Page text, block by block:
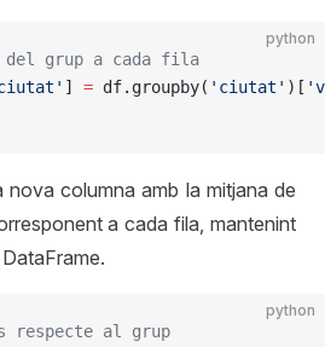
python
grup a cada fila
] = df.groupby( 'ciutat' )[
columna amb la mitjana de
a cada fila, mantenint
python
respecte al grup